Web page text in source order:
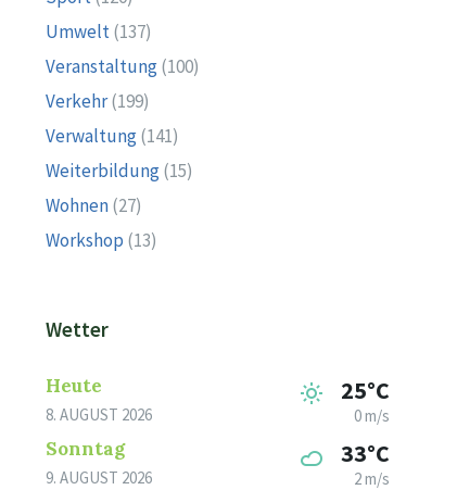
Umwelt(137)
Veranstaltung(100)
Verkehr(199)
Verwaltung(141)
Weiterbildung(15)
Wohnen(27)
Workshop (13)
Wetter
Heute
8. AUGUST 2026
25°C
0 m/s
Sonntag
9. AUGUST 2026
33°C
2 m/s